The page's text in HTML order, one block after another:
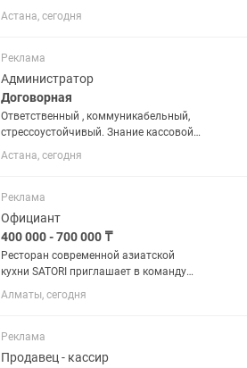
высота 2,25 Стеллаж-2: длина 4,5 м,
высота 2,25 Кассовая зона со стулом
Пароварка для кукурузы с...
Астана, сегодня
Реклама
Администратор
Договорная
Ответственный , коммуникабельный,
стрессоустойчивый. Знание кассовой
дисциплины
Астана, сегодня
Реклама
Официант
400 000 - 700 000 ₸
Ресторан современной азиатской
кухни SATORI приглашает в команду
энергичных, улыбчивых и
ответственных официантов.
официантом приветствуется •
Грамотная речь и опрятный...
Алматы, сегодня
Реклама
Продавец - кассир